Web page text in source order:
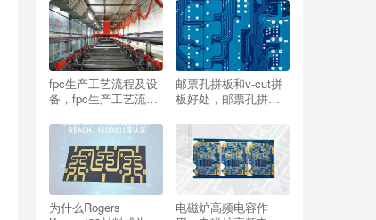
fpc生产工艺流程及设
备，fpc生产工艺流程
邮票孔拼板和v-cut拼
板好处，邮票孔拼板
为什么Rogers
电磁炉高频电容作